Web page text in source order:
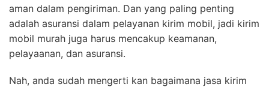
aman dalam pengiriman. Dan yang paling penting
adalah asuransi dalam pelayanan kirim mobil, jadi kirim
mobil murah juga harus mencakup keamanan,
pelayaanan, dan asuransi.
Nah, anda sudah mengerti kan bagaimana jasa kirim